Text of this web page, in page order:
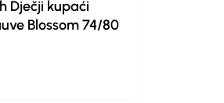
Dječji kupaći
Blossom 74/80